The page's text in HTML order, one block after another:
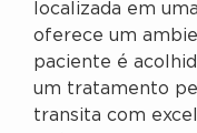
localizada em
oferece um
paciente é
um tratamento
transita com